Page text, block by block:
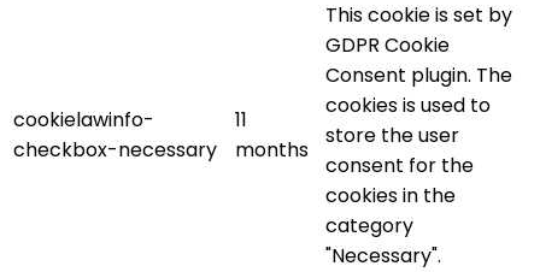
cookielawinfo-
checkbox-necessary
11
months
This cookie is set by
GDPR Cookie
Consent plugin. The
cookies is used to
store the user
consent for the
cookies in the
category
"Necessary".